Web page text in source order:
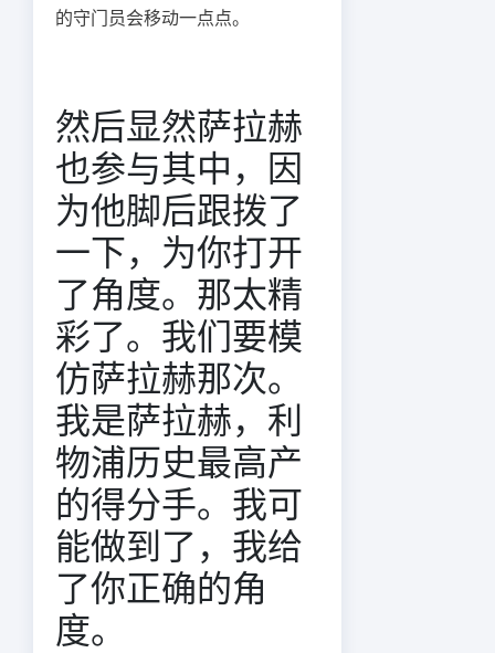
的守门员会移动一点点。
然后显然萨拉赫
也参与其中，因
为他脚后跟拨了
一下，为你打开
了角度。那太精
彩了。我们要模
仿萨拉赫那次。
我是萨拉赫，利
物浦历史最高产
的得分手。我可
能做到了，我给
了你正确的角
度。